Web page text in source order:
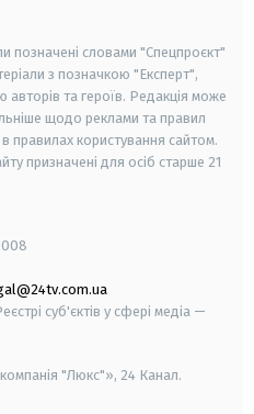
позначені словами "Спецпроєкт"
з позначкою "Експерт",
та героїв. Редакція може
щодо реклами та правил
правилах користування сайтом.
призначені для осіб старше 21
суб'єктів у сфері медіа —
"Люкс"», 24 Канал.